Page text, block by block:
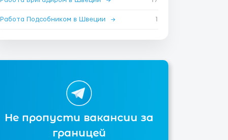
Работа Подсобником в Швеции → 1
Не пропусти вакансии за
границей